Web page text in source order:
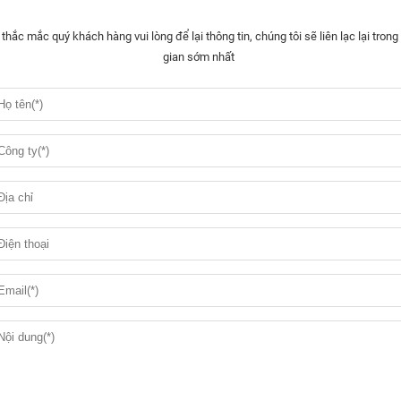
mắc quý khách hàng vui lòng để lại thông tin, chúng tôi sẽ liên lạc lại
gian sớm nhất